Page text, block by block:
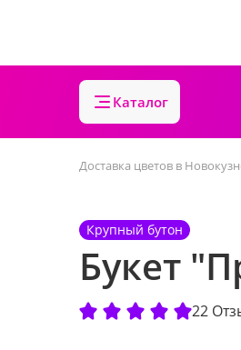
Каталог
Доставка цветов в
Крупный бутон
Букет
22